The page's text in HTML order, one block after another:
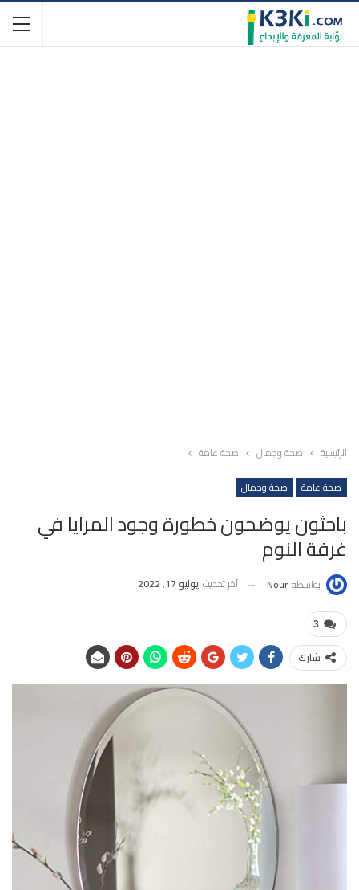
الرئيسية صحة وجمال
صحة عامة
صحة عامة
صحة وجمال
باحثون يوضحون خطورة وجود المرايا في
غرفة النوم
بواسطة Nour آخر تحديث يوليو 17, 2022
3
شارك